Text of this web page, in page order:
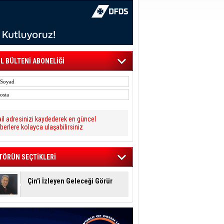
BÜLTENİ ABONELİĞİ
adresinizi kaydederek en güncel
kolayca ulaşabilirsiniz
SEÇTİKLERİ
Çin'i İzleyen Geleceği Görür